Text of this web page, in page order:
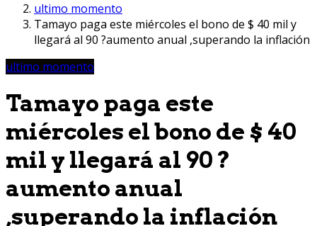
ultimo momento
Tamayo paga este miércoles el bono de $ 40 mil y
llegará al 90 ?aumento anual ,superando la inflación
ultimo momento
Tamayo paga este
miércoles el bono de $ 40
mil y llegará al 90 ?
aumento anual
,superando la inflación